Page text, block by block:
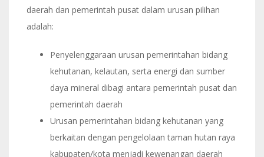
daerah dan pemerintah pusat dalam urusan pilihan
adalah:
Penyelenggaraan urusan pemerintahan bidang
kehutanan, kelautan, serta energi dan sumber
daya mineral dibagi antara pemerintah pusat dan
pemerintah daerah
Urusan pemerintahan bidang kehutanan yang
berkaitan dengan pengelolaan taman hutan raya
kabupaten/kota menjadi kewenangan daerah